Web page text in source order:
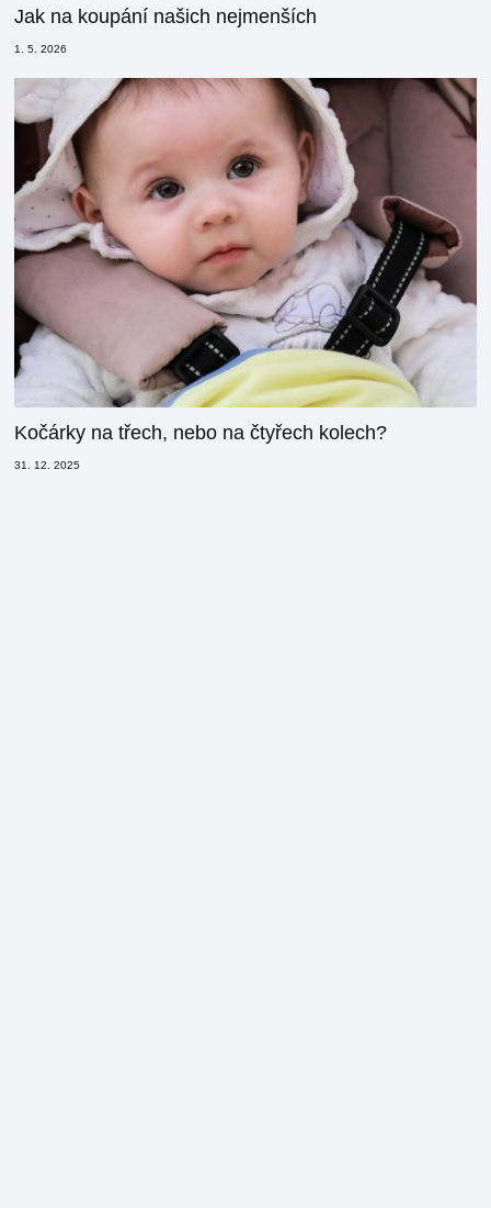
Jak na koupání našich nejmenších
1. 5. 2026
Kočárky na třech, nebo na čtyřech kolech?
31. 12. 2025